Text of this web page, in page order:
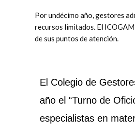
Por undécimo año, gestores
recursos limitados. El
de sus puntos de atención.
El Colegio de
año el “Turno de
especialistas en